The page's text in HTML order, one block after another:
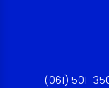
(061) 501-